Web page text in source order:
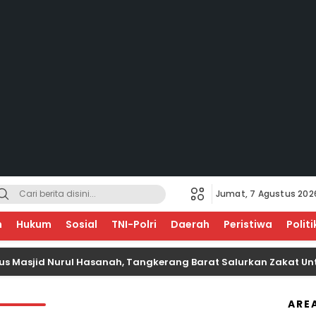
Jumat, 7 Agustus
Hukum Sosial TNI-Polri Daerah Peristiwa
Nurul Hasanah, Tangkerang Barat Salurkan Zakat Untuk